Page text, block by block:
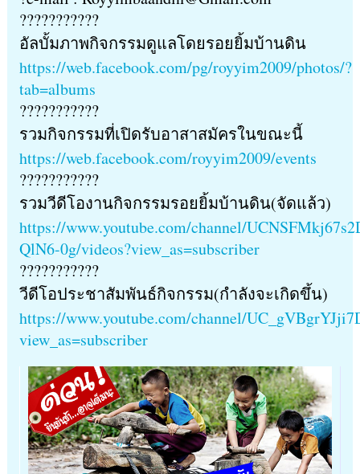
???????????
อัลบั้มภาพกิจกรรมดูแลโดยรอยยิ้มบ้านดิน
https://web.facebook.com/pg/royyim2009/photos/?
tab=albums
???????????
รวมกิจกรรมที่เปิดรับอาสาสมัครในขณะนี้
https://web.facebook.com/royyim2009/events
???????????
รวมวีดีโองานกิจกรรมรอยยิ้มบ้านดิน(จัดแล้ว)
https://www.youtube.com/channel/
QlN6-0g/videos?view_as=subscriber
???????????
วีดีโอประชาสัมพันธ์กิจกรรม(กำลังจะเกิดขึ้น)
https://www.youtube.com/channel/
view_as=subscriber